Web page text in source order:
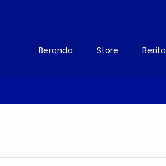
Beranda Store Berita